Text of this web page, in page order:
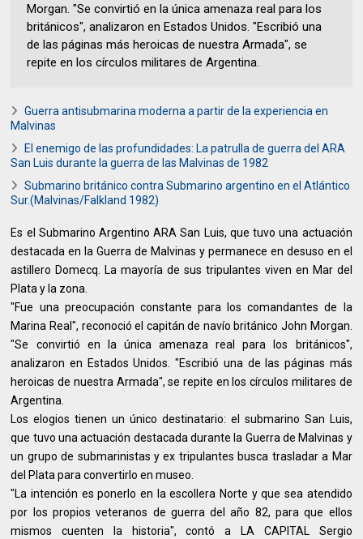
Morgan. "Se convirtió en la única amenaza real para los
británicos", analizaron en Estados Unidos. "Escribió una
de las páginas más heroicas de nuestra Armada", se
repite en los círculos militares de Argentina.
Guerra antisubmarina moderna a partir de la experiencia en
Malvinas
El enemigo de las profundidades: La patrulla de guerra del ARA
San Luis durante la guerra de las Malvinas de 1982
Submarino británico contra Submarino argentino en el Atlántico
Sur.(Malvinas/Falkland 1982)
Es el Submarino Argentino ARA San Luis, que tuvo una actuación
destacada en la Guerra de Malvinas y permanece en desuso en el
astillero Domecq. La mayoría de sus tripulantes viven en Mar del
Plata y la zona.
"Fue una preocupación constante para los comandantes de la
Marina Real", reconoció el capitán de navío británico John Morgan.
"Se convirtió en la única amenaza real para los británicos",
analizaron en Estados Unidos. "Escribió una de las páginas más
heroicas de nuestra Armada", se repite en los círculos militares de
Argentina.
Los elogios tienen un único destinatario: el submarino San Luis,
que tuvo una actuación destacada durante la Guerra de Malvinas y
un grupo de submarinistas y ex tripulantes busca trasladar a Mar
del Plata para convertirlo en museo.
"La intención es ponerlo en la escollera Norte y que sea atendido
por los propios veteranos de guerra del año 82, para que ellos
mismos cuenten la historia", contó a LA CAPITAL Sergio